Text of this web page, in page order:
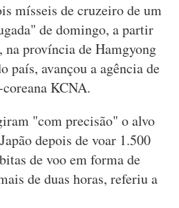
mísseis de cruzeiro de um
de domingo, a partir
na província de Hamgyong
país, avançou a agência de
KCNA.
"com precisão" o alvo
depois de voar 1.500
de voo em forma de
de duas horas, referiu a